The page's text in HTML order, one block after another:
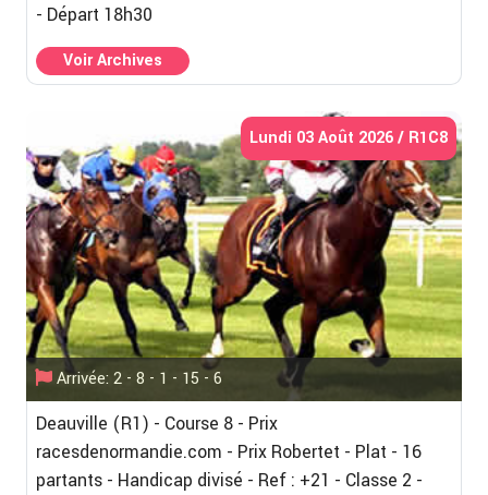
- Départ 18h30
Voir Archives
Lundi 03 Août 2026 / R1C8
Arrivée: 2 - 8 - 1 - 15 - 6
Deauville (R1) - Course 8 - Prix
racesdenormandie.com - Prix Robertet - Plat - 16
partants - Handicap divisé - Ref : +21 - Classe 2 -